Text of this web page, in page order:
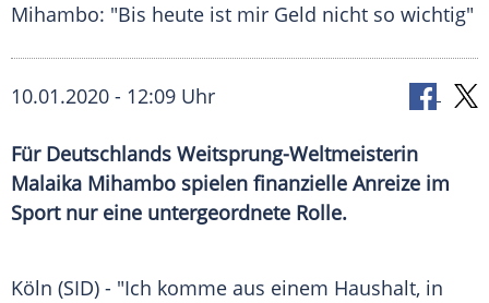
Mihambo: "Bis heute ist mir Geld nicht so wichtig"
10.01.2020 - 12:09 Uhr
Für Deutschlands Weitsprung-Weltmeisterin
Malaika Mihambo spielen finanzielle Anreize im
Sport nur eine untergeordnete Rolle.
Köln (SID) - "Ich komme aus einem Haushalt, in